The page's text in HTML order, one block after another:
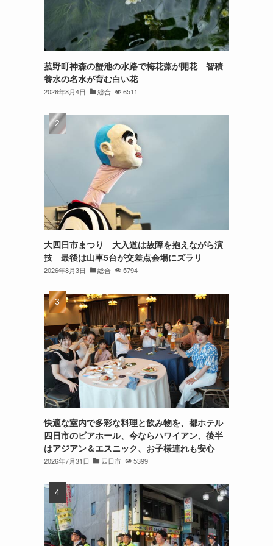
菰野町神森の蟹池の水路で梅花藻が開花 智積
養水の名水が育む白い花
2026年8月4日 総合 6511
大四日市まつり 大入道は故障を抱えながら演
技 最後は山車5台が交差点会場にズラリ
2026年8月3日 総合 5794
快適な室内で多彩な料理と飲み物を、都ホテル
四日市のビアホール、今ならハワイアン、後半
はアジアン＆エスニック、お子様連れも安心
2026年7月31日 四日市 5399